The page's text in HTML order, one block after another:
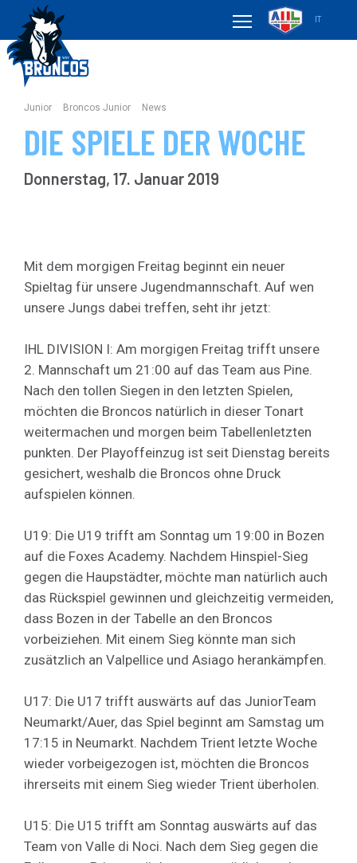
IT
Junior Broncos Junior News
DIE SPIELE DER WOCHE
Donnerstag, 17. Januar 2019
Mit dem morgigen Freitag beginnt ein neuer
Spieltag für unsere Jugendmannschaft. Auf wen
unsere Jungs dabei treffen, seht ihr jetzt:
IHL DIVISION I: Am morgigen Freitag trifft unsere
2. Mannschaft um 21:00 auf das Team aus Pine.
Nach den tollen Siegen in den letzten Spielen,
möchten die Broncos natürlich in dieser Tonart
weitermachen und morgen beim Tabellenletzten
punkten. Der Playoffeinzug ist seit Dienstag bereits
gesichert, weshalb die Broncos ohne Druck
aufspielen können.
U19: Die U19 trifft am Sonntag um 19:00 in Bozen
auf die Foxes Academy. Nachdem Hinspiel-Sieg
gegen die Haupstädter, möchte man natürlich auch
das Rückspiel gewinnen und gleichzeitig vermeiden,
dass Bozen in der Tabelle an den Broncos
vorbeiziehen. Mit einem Sieg könnte man sich
zusätzlich an Valpellice und Asiago herankämpfen.
U17: Die U17 trifft auswärts auf das JuniorTeam
Neumarkt/Auer, das Spiel beginnt am Samstag um
17:15 in Neumarkt. Nachdem Trient letzte Woche
wieder vorbeigezogen ist, möchten die Broncos
ihrerseits mit einem Sieg wieder Trient überholen.
U15: Die U15 trifft am Sonntag auswärts auf das
Team von Valle di Noci. Nach dem Sieg gegen die